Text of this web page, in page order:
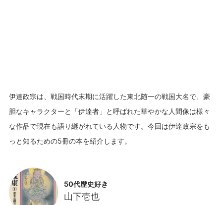
伊達政宗は、戦国時代末期に活躍した東北随一の戦国大名で、豪
胆なキャラクターと「伊達者」と呼ばれた華やかな人間像は様々
な作品で現在も語り継がれている人物です。今回は伊達政宗をも
50代歴史好き
山下壱也